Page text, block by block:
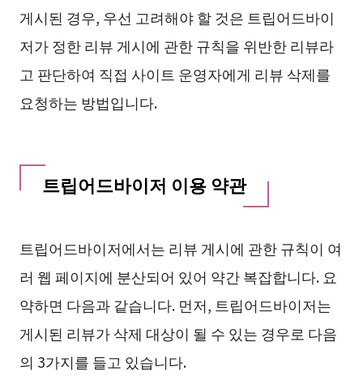
게시된 경우, 우선 고려해야 할 것은 트립어드바이
저가 정한 리뷰 게시에 관한 규칙을 위반한 리뷰라
고 판단하여 직접 사이트 운영자에게 리뷰 삭제를
요청하는 방법입니다.
트립어드바이저 이용 약관
트립어드바이저에서는 리뷰 게시에 관한 규칙이 여
러 웹 페이지에 분산되어 있어 약간 복잡합니다. 요
약하면 다음과 같습니다. 먼저, 트립어드바이저는
게시된 리뷰가 삭제 대상이 될 수 있는 경우로 다음
의 3가지를 들고 있습니다.